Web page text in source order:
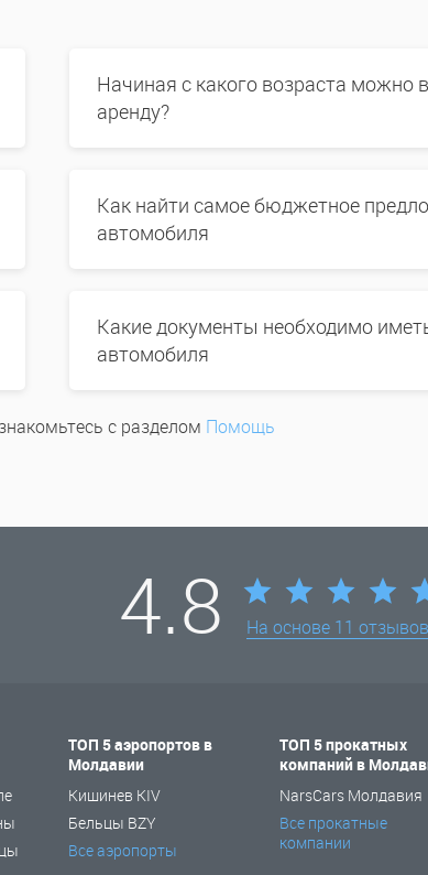
Начиная с какого возраста можно
аренду?
Как найти самое бюджетное
автомобиля
Какие документы необходимо
автомобиля
с разделом Помощь
4.8 На основе 11 отзывов
ТОП 5 аэропортов в
Молдавии
Кишинев KIV
Бельцы BZY
Все аэропорты
ТОП 5 прокатных
компаний в
NarsCars Молдавия
Все прокатные
компании